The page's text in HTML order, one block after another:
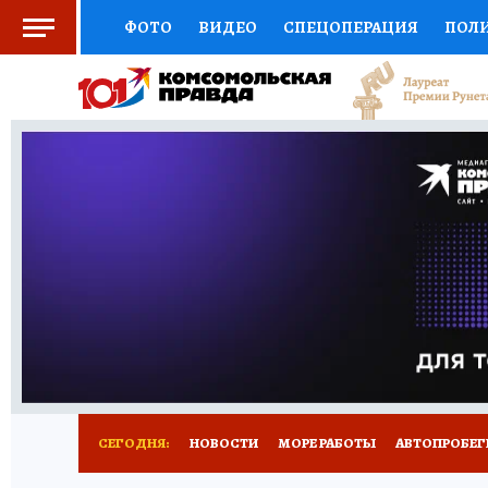
ФОТО ВИДЕО СПЕЦОПЕРАЦИЯ
СОЦПОДДЕРЖКА НАУКА СПОРТ
ВЫБОР ЭКСПЕРТОВ ДОКТОР
ПРОГНОЗЫ НА СПОРТ
НОВОЕ
СЕГОДНЯ: НОВОСТИ МОРЕ РАБОТЫ